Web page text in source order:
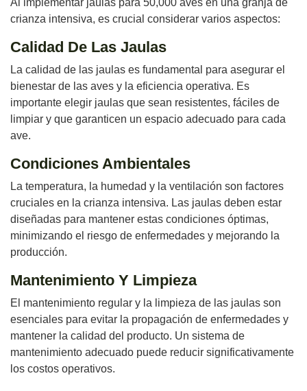
Al implementar jaulas para 50,000 aves en una granja de
crianza intensiva, es crucial considerar varios aspectos:
Calidad De Las Jaulas
La calidad de las jaulas es fundamental para asegurar el
bienestar de las aves y la eficiencia operativa. Es
importante elegir jaulas que sean resistentes, fáciles de
limpiar y que garanticen un espacio adecuado para cada
ave.
Condiciones Ambientales
La temperatura, la humedad y la ventilación son factores
cruciales en la crianza intensiva. Las jaulas deben estar
diseñadas para mantener estas condiciones óptimas,
minimizando el riesgo de enfermedades y mejorando la
producción.
Mantenimiento Y Limpieza
El mantenimiento regular y la limpieza de las jaulas son
esenciales para evitar la propagación de enfermedades y
mantener la calidad del producto. Un sistema de
mantenimiento adecuado puede reducir significativamente
los costos operativos.